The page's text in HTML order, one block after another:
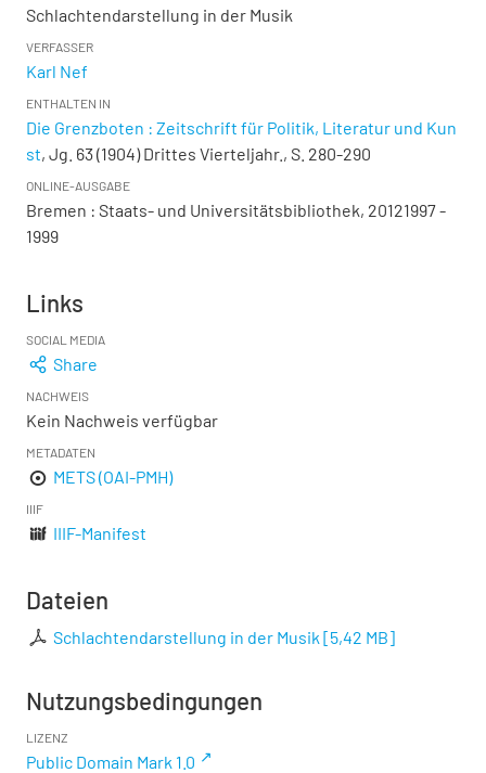
Schlachtendarstellung in der Musik
VERFASSER
Karl Nef
ENTHALTEN IN
Die Grenzboten : Zeitschrift für Politik, Literatur und Kun
st, Jg. 63 (1904) Drittes Vierteljahr., S. 280-290
ONLINE-AUSGABE
Bremen : Staats- und Universitätsbibliothek, 20121997 -
1999
Links
SOCIAL MEDIA
Share
NACHWEIS
Kein Nachweis verfügbar
METADATEN
METS (OAI-PMH)
IIIF
IIIF-Manifest
Dateien
Schlachtendarstellung in der Musik [5,42 MB]
Nutzungsbedingungen
LIZENZ
Public Domain Mark 1.0